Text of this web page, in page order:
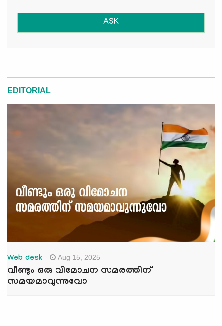
ASK
EDITORIAL
Web desk Aug 15, 2025
വീണ്ടും ഒരു വിമോചന സമരത്തിന്
സമയമാവുന്നുവോ